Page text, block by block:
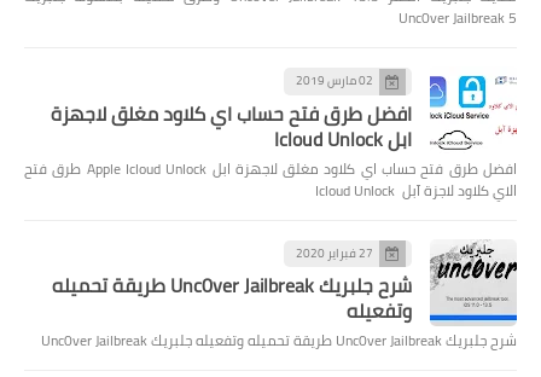
Unc0ver Jailbreak 5
02 مارس 2019
افضل طرق فتح حساب اي كلاود مغلق لاجهزة
ابل Icloud Unlock
افضل طرق فتح حساب اي كلاود مغلق لاجهزة ابل Apple Icloud Unlock طرق فتح
الاي كلاود لاجزة آبل Icloud Unlock
27 فبراير 2020
شرح جلبريك Unc0ver Jailbreak طريقة تحميله
وتفعيله
شرح جلبريك Unc0ver Jailbreak طريقة تحميله وتفعيله جلبريك Unc0ver Jailbreak